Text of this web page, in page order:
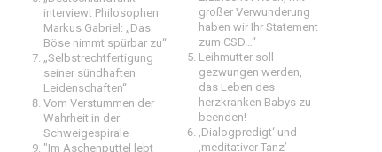
interviewt Philosophen
Markus Gabriel: „Das
Böse nimmt spürbar zu“
„Selbstrechtfertigung
seiner sündhaften
Leidenschaften“
Vom Verstummen der
Wahrheit in der
Schweigespirale
"Im Aschenputtel lebt
großer Verwunderung
haben wir Ihr Statement
zum CSD…“
Leihmutter soll
gezwungen werden,
das Leben des
herzkranken Babys zu
beenden!
‚Dialogpredigt‘ und
‚meditativer Tanz’